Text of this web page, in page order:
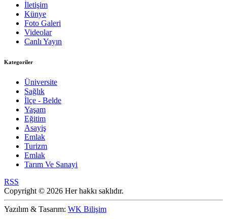
İletişim
Künye
Foto Galeri
Videolar
Canlı Yayın
Kategoriler
Üniversite
Sağlık
İlçe - Belde
Yaşam
Eğitim
Asayiş
Emlak
Turizm
Emlak
Tarım Ve Sanayi
RSS
Copyright © 2026 Her hakkı saklıdır.
Yazılım & Tasarım: WK Bilişim